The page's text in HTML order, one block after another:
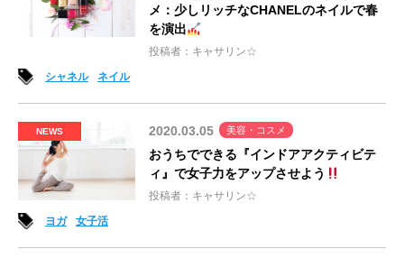
メ：少しリッチなCHANELのネイルで春
を演出
投稿者：キャサリン☆
シャネル
ネイル
NEWS 2020.03.05 美容・コスメ
おうちでできる『インドアアクティビテ
ィ』で女子力をアップさせよう
投稿者：キャサリン☆
ヨガ
女子活